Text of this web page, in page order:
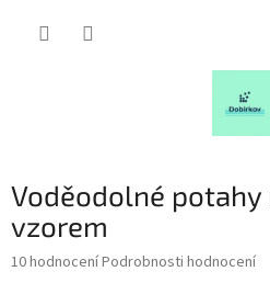
Voděodolné potahy
vzorem
Průměrné
10 hodnoceníPodrobnosti hodnocení